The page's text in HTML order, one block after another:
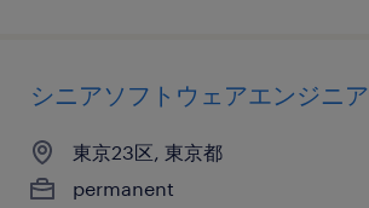
シニアソフトウェアエンジニア
東京23区, 東京都
permanent